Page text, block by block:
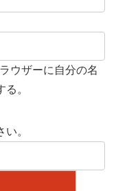
ウザーに自分の名
。
。